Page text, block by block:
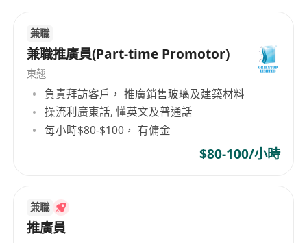
兼職
兼職推廣員(Part-time Promotor)
東翹
負責拜訪客戶， 推廣銷售玻璃及建築材料
操流利廣東話, 懂英文及普通話
每小時$80-$100， 有傭金
$80-100/小時
兼職
推廣員